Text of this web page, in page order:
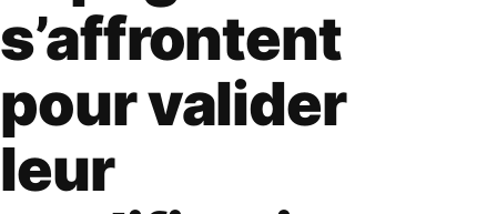
s’affrontent
pour valider
leur